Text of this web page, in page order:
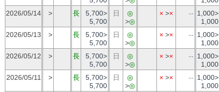
2026/05/14
> 長
5,700>
5,700
日
◎
>◎
× >× -- 1,000>
1,000
2026/05/13
> 長
5,700>
5,700
日
◎
>◎
× >× -- 1,000>
1,000
2026/05/12
> 長
5,700>
5,700
日
◎
>◎
× >× -- 1,000>
1,000
2026/05/11
> 長
5,700>
5,700
日
◎
>◎
× >× -- 1,000>
1,000